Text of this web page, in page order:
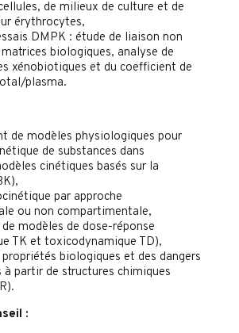
de milieux de culture et de
érythrocytes,
DMPK : étude de liaison non
biologiques, analyse de
xénobiotiques et du coefficient de
plasma.
de modèles physiologiques pour
de substances dans
cinétiques basés sur la
par approche
ou non compartimentale,
modèles de dose-réponse
TK et toxicodynamique TD),
biologiques et des dangers
partir de structures chimiques
: